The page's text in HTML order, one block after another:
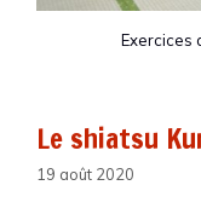
Exercices
Le shiatsu
19 août 2020